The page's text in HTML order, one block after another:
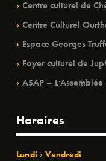
Centre culturel de
Centre Culturel
Espace Georges
Foyer culturel de
ASAP –
Horaires
Lundi › Vendredi